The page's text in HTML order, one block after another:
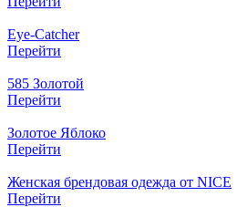
Eye-Catcher
Перейти
585 Золотой
Перейти
Золотое Яблоко
Перейти
Женская брендовая одежда от NICE
Перейти